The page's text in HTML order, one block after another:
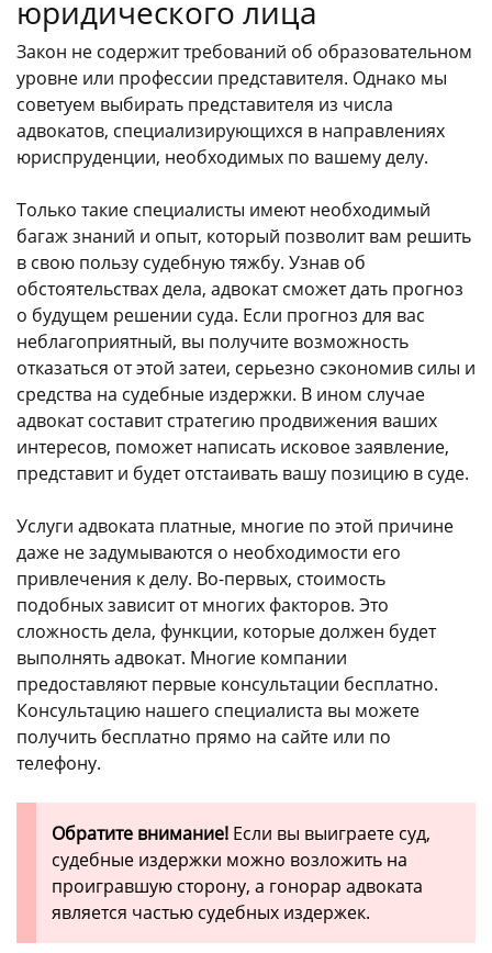
юридического лица
Закон не содержит требований об образовательном
уровне или профессии представителя. Однако мы
советуем выбирать представителя из числа
адвокатов, специализирующихся в направлениях
юриспруденции, необходимых по вашему делу.
Только такие специалисты имеют необходимый
багаж знаний и опыт, который позволит вам решить
в свою пользу судебную тяжбу. Узнав об
обстоятельствах дела, адвокат сможет дать прогноз
о будущем решении суда. Если прогноз для вас
неблагоприятный, вы получите возможность
отказаться от этой затеи, серьезно сэкономив силы и
средства на судебные издержки. В ином случае
адвокат составит стратегию продвижения ваших
интересов, поможет написать исковое заявление,
представит и будет отстаивать вашу позицию в суде.
Услуги адвоката платные, многие по этой причине
даже не задумываются о необходимости его
привлечения к делу. Во-первых, стоимость
подобных зависит от многих факторов. Это
сложность дела, функции, которые должен будет
выполнять адвокат. Многие компании
предоставляют первые консультации бесплатно.
Консультацию нашего специалиста вы можете
получить бесплатно прямо на сайте или по
телефону.
Обратите внимание! Если вы выиграете суд,
судебные издержки можно возложить на
проигравшую сторону, а гонорар адвоката
является частью судебных издержек.